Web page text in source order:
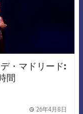
・マドリード:
間
26年4月8日